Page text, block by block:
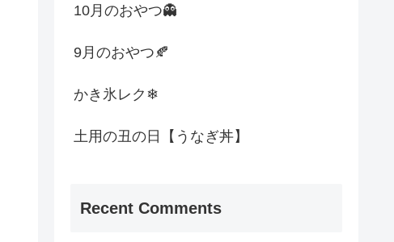
10月のおやつ👻
9月のおやつ🍂
かき氷レク❄
土用の丑の日【うなぎ丼】
Recent Comments